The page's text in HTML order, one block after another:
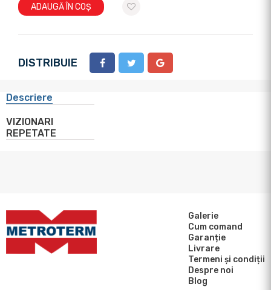
ADAUGĂ ÎN COȘ
DISTRIBUIE
Descriere
VIZIONARI
REPETATE
Galerie
Cum comand
Garanție
Livrare
Termeni și condiții
Despre noi
Blog